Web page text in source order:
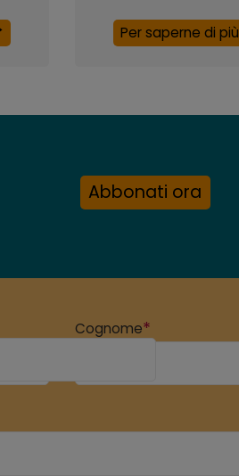
Per saperne di più
Abbonati ora
Cognome*